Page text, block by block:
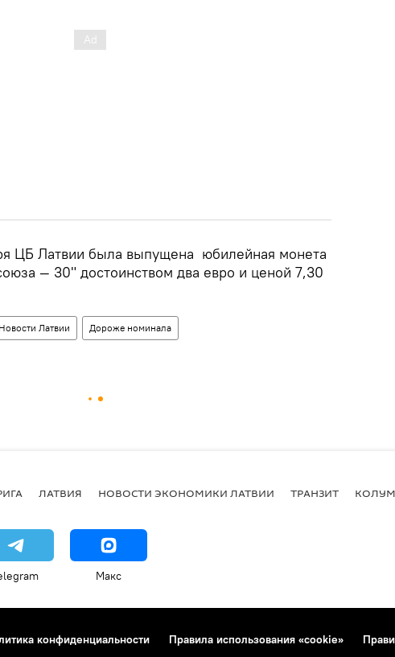
ЦБ Латвии была выпущена юбилейная монета
— 30" достоинством два евро и ценой 7,30
Новости Латвии Дороже номинала
ЛАТВИЯ НОВОСТИ ЭКОНОМИКИ ЛАТВИИ ТРАНЗИТ
Макс
конфиденциальности Правила использования «cookie»